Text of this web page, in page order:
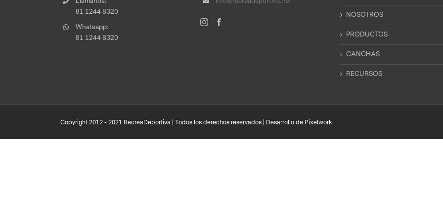
81 1244 8320
Whatsapp:
81 1244 8320
NOSOTROS
PRODUCTOS
CANCHAS
RECURSOS
Copyright 2012 - 2021 RecreaDeportiva | Todos los derechos reservados | Desarrollo de Pixelwork